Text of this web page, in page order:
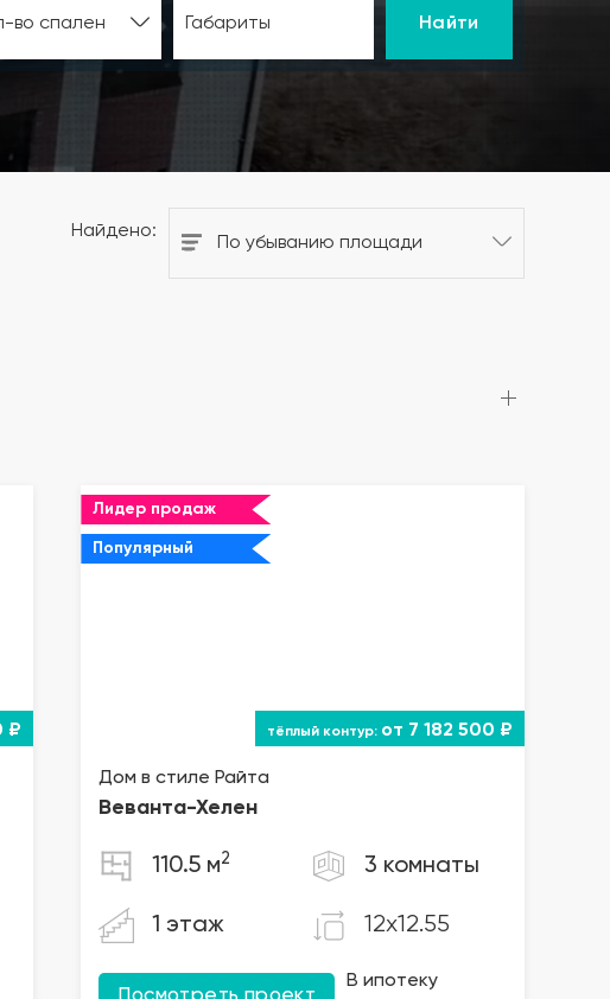
во спален Габариты Найти
Найдено:
По убыванию площади
₽
Лидер продаж
Популярный
от 7 182 500 ₽
Дом в стиле Райта
Веванта-Хелен
110.5 м2 3 комнаты
1 этаж 12x12.55
В ипотеку